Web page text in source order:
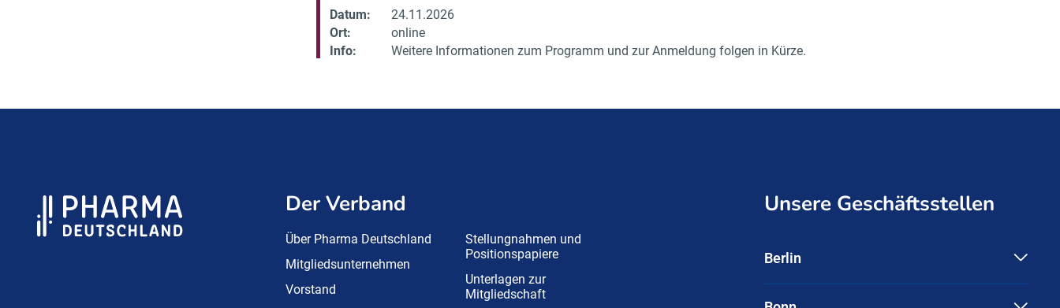
Datum:
24.11.2026
Ort:
online
Info:
Weitere Informationen zum Programm und zur Anmeldung folgen in Kürze.
Der Verband
Über Pharma Deutschland
Mitgliedsunternehmen
Vorstand
Stellungnahmen und
Positionspapiere
Unterlagen zur
Mitgliedschaft
Unsere Geschäftsstellen
Berlin
10117 Berlin